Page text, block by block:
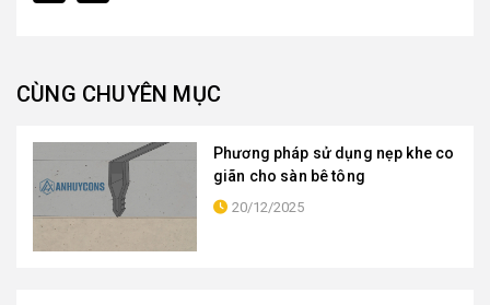
CÙNG CHUYÊN MỤC
Phương pháp sử dụng nẹp khe co
giãn cho sàn bê tông
20/12/2025